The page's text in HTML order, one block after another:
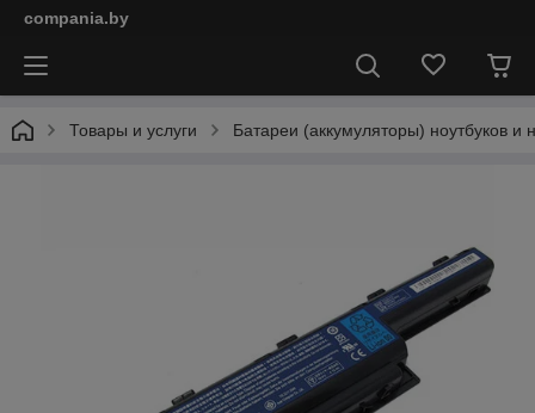
compania.by
Товары и услуги Батареи (аккумуляторы) ноутбуков и